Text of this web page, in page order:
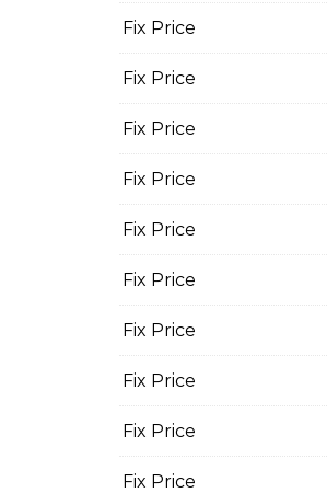
Fix Price
Fix Price
Fix Price
Fix Price
Fix Price
Fix Price
Fix Price
Fix Price
Fix Price
Fix Price